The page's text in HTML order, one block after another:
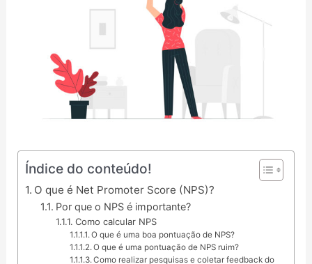
Índice do conteúdo!
O que é Net Promoter Score (NPS)?
Por que o NPS é importante?
Como calcular NPS
O que é uma boa pontuação de NPS?
O que é uma pontuação de NPS ruim?
Como realizar pesquisas e coletar feedback do